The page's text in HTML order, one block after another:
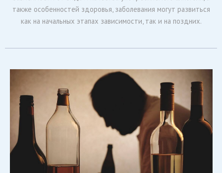
также особенностей здоровья, заболевания могут развиться
как на начальных этапах зависимости, так и на поздних.